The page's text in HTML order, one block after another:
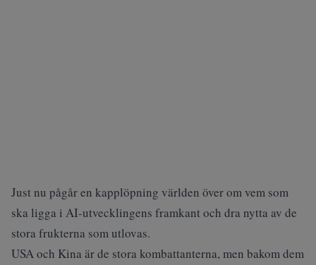
Just nu pågår en kapplöpning världen över om vem som
ska ligga i AI-utvecklingens framkant och dra nytta av de
stora frukterna som utlovas.
USA och Kina är de stora kombattanterna, men bakom dem